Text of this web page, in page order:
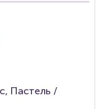
Пастель /